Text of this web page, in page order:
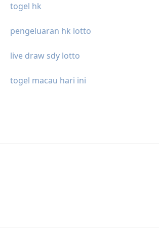
togel hk
pengeluaran hk lotto
live draw sdy lotto
togel macau hari ini